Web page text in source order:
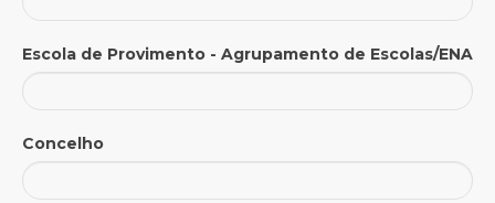
Escola de Provimento - Agrupamento de Escolas/ENA
Concelho